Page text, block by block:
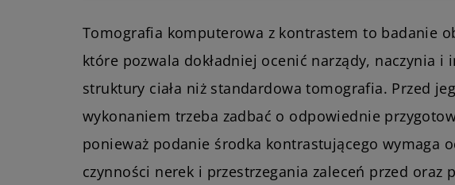
Tomografia komputerowa z kontrastem to badanie
które pozwala dokładniej ocenić narządy, naczynia i
struktury ciała niż standardowa tomografia. Przed
wykonaniem trzeba zadbać o odpowiednie
ponieważ podanie środka kontrastującego wymaga
czynności nerek i przestrzegania zaleceń przed oraz